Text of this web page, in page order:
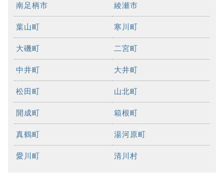
南足柄市 綾瀬市
葉山町 寒川町
大磯町 二宮町
中井町 大井町
松田町 山北町
開成町 箱根町
真鶴町 湯河原町
愛川町 清川村